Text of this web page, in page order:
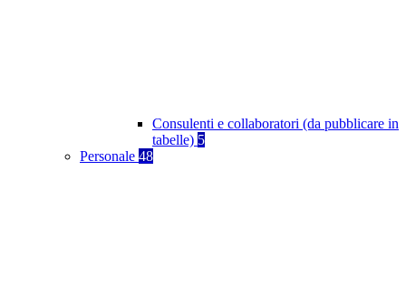
Consulenti e collaboratori (da pubblicare in
tabelle) 5
Personale 48